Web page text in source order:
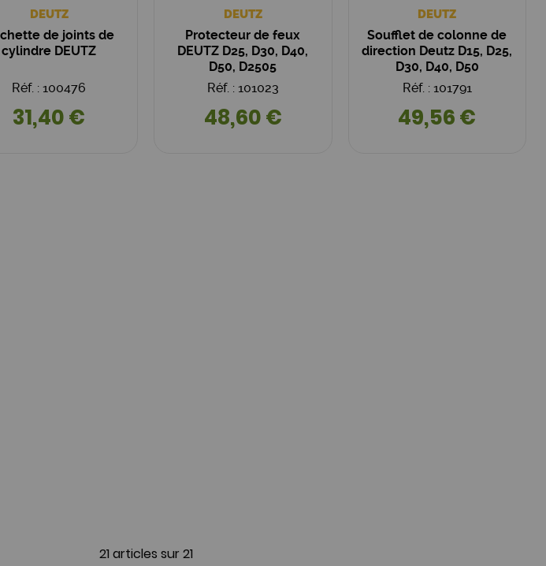
DEUTZ
de joints de
cylindre DEUTZ
Réf. : 100476
31,40 €
DEUTZ
Protecteur de feux
DEUTZ D25, D30, D40,
D50, D2505
Réf. : 101023
48,60 €
DEUTZ
Soufflet de colonne de
direction Deutz D15, D25,
D30, D40, D50
Réf. : 101791
49,56 €
21 articles sur 21